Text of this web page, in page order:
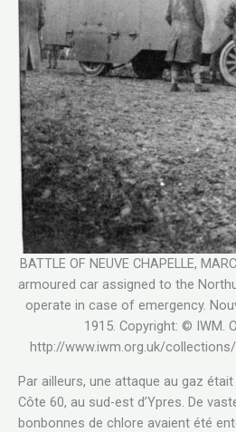
BATTLE OF NEUVE CHAPELLE,
armoured car assigned to the
operate in case of emergency.
1915. Copyright: © IWM.
http://www.iwm.org.uk/
Par ailleurs, une attaque au gaz
Côte 60, au sud-est d’Ypres. De
bonbonnes de chlore avaient été